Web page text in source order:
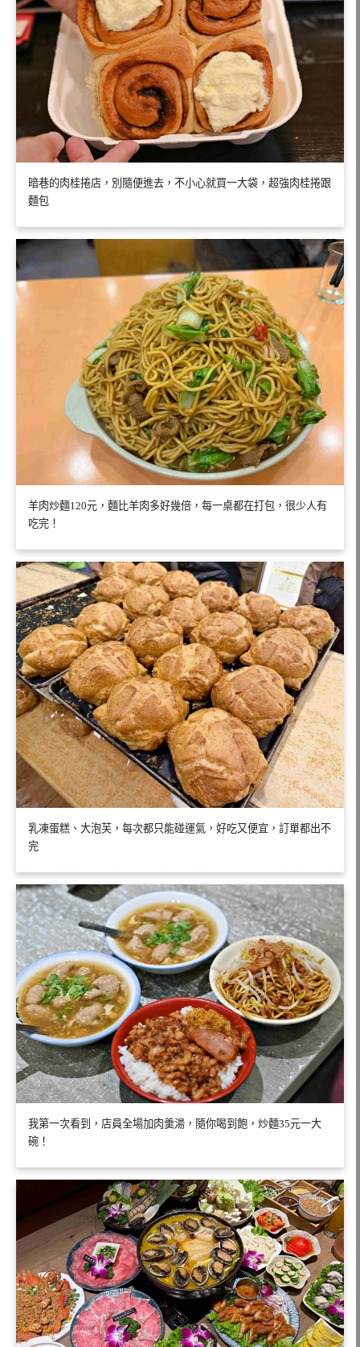
暗巷的肉桂捲店，別隨便進去，不小心就買一大袋，超強肉桂捲跟
麵包
羊肉炒麵120元，麵比羊肉多好幾倍，每一桌都在打包，很少人有
吃完！
乳凍蛋糕、大泡芙，每次都只能碰運氣，好吃又便宜，訂單都出不
完
我第一次看到，店員全場加肉羹湯，隨你喝到飽，炒麵35元一大
碗！